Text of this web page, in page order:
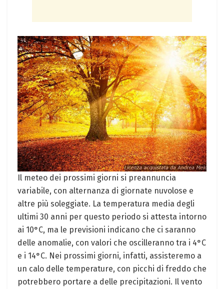
Il meteo dei prossimi giorni si preannuncia
variabile, con alternanza di giornate nuvolose e
altre più soleggiate. La temperatura media degli
ultimi 30 anni per questo periodo si attesta intorno
ai 10°C, ma le previsioni indicano che ci saranno
delle anomalie, con valori che oscilleranno tra i 4°C
e i 14°C. Nei prossimi giorni, infatti, assisteremo a
un calo delle temperature, con picchi di freddo che
potrebbero portare a delle precipitazioni. Il vento